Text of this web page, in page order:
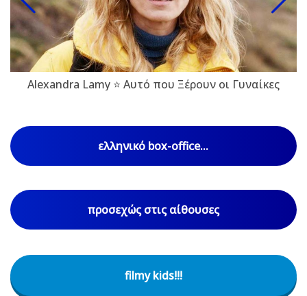
Alexandra Lamy ⭐ Αυτό που Ξέρουν οι Γυναίκες
ελληνικό box-office...
προσεχώς στις αίθουσες
filmy kids!!!